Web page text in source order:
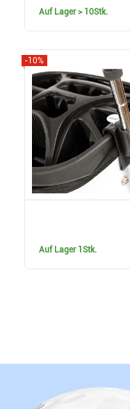
Auf Lager> 10Stk.
-10%
Auf Lager 1Stk.